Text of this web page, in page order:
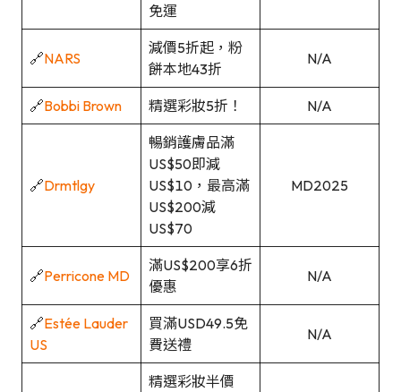
免運
🔗NARS
減價5折起，粉
餅本地43折
N/A
🔗Bobbi Brown 精選彩妝5折！ N/A
🔗Drmtlgy
暢銷護膚品滿
US$50即減
US$10，最高滿
US$200減
US$70
MD2025
🔗Perricone MD
滿US$200享6折
優惠
N/A
🔗Estée Lauder
US
買滿USD49.5免
費送禮
N/A
精選彩妝半價